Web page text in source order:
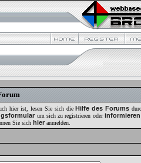
hier ist, lesen Sie sich die Hilfe des Forums
um sich zu registrieren oderinformieren
Sie sich hieranmelden.